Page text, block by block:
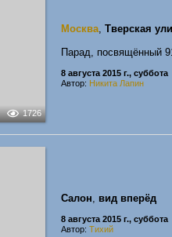
1726
Москва, Тверская
Парад, посвящённый
8 августа 2015 г., суббота
Автор: Никита Лапин
Салон, вид вперёд
8 августа 2015 г., суббота
Автор: Тихий